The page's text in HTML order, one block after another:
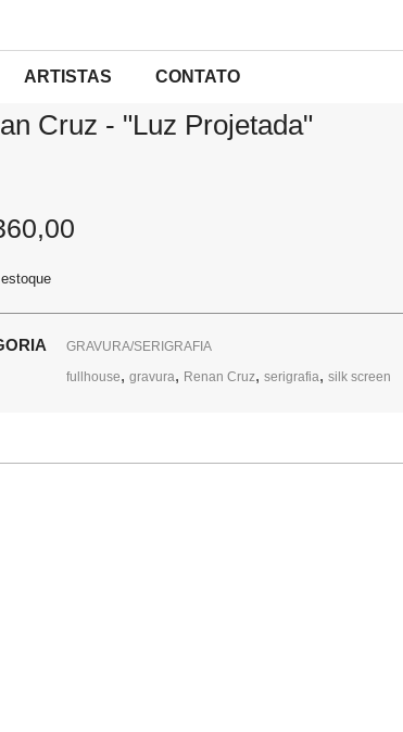
ARTISTAS CONTATO
GRAVURA/SERIGRAFIA/ RENAN CRUZ – “LUZ PROJETADA”
Cruz - "Luz Projetada"
GRAVURA/SERIGRAFIA
fullhouse,gravura, Renan Cruz,serigrafia,silk screen